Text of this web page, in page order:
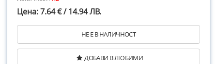
Цена: 7.64 € / 14.94 ЛВ.
НЕ Е В НАЛИЧНОСТ
ДОБАВИ В ЛЮБИМИ